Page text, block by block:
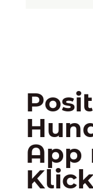
App